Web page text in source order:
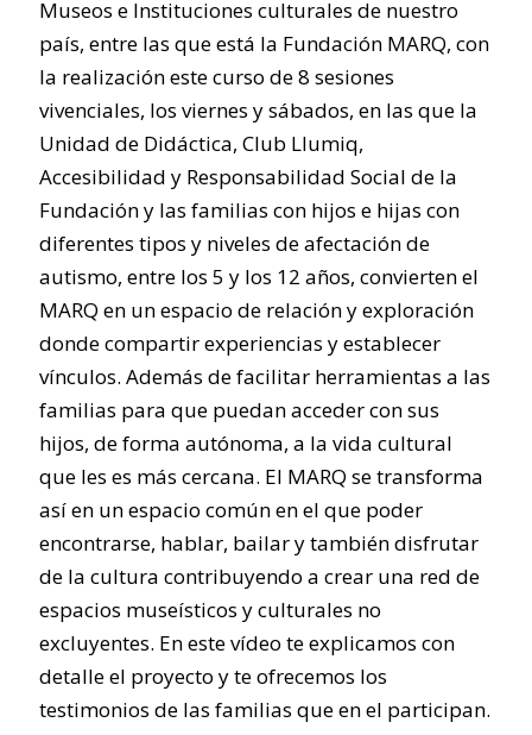
Museos e Instituciones culturales de nuestro
país, entre las que está la Fundación MARQ, con
la realización este curso de 8 sesiones
vivenciales, los viernes y sábados, en las que la
Unidad de Didáctica, Club Llumiq,
Accesibilidad y Responsabilidad Social de la
Fundación y las familias con hijos e hijas con
diferentes tipos y niveles de afectación de
autismo, entre los 5 y los 12 años, convierten el
MARQ en un espacio de relación y exploración
donde compartir experiencias y establecer
vínculos. Además de facilitar herramientas a las
familias para que puedan acceder con sus
hijos, de forma autónoma, a la vida cultural
que les es más cercana. El MARQ se transforma
así en un espacio común en el que poder
encontrarse, hablar, bailar y también disfrutar
de la cultura contribuyendo a crear una red de
espacios museísticos y culturales no
excluyentes. En este vídeo te explicamos con
detalle el proyecto y te ofrecemos los
testimonios de las familias que en el participan.